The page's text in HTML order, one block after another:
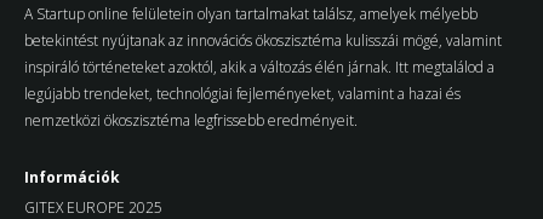
A Startup online felületein olyan tartalmakat találsz, amelyek mélyebb
betekintést nyújtanak az innovációs ökoszisztéma kulisszái mögé, valamint
inspiráló történeteket azoktól, akik a változás élén járnak. Itt megtalálod a
legújabb trendeket, technológiai fejleményeket, valamint a hazai és
nemzetközi ökoszisztéma legfrissebb eredményeit.
Információk
GITEX EUROPE 2025